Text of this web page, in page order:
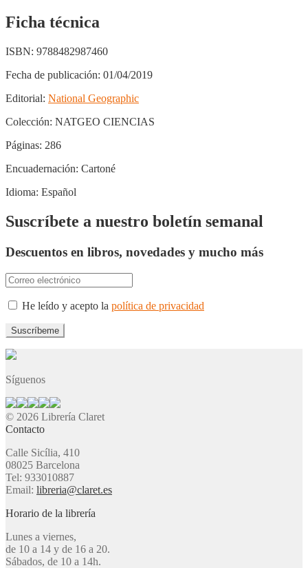
Ficha técnica
ISBN: 9788482987460
Fecha de publicación: 01/04/2019
Editorial: National Geographic
Colección: NATGEO CIENCIAS
Páginas: 286
Encuadernación: Cartoné
Idioma: Español
Suscríbete a nuestro boletín semanal
Descuentos en libros, novedades y mucho más
He leído y acepto la política de privacidad
Síguenos
© 2026 Librería Claret
Contacto
Calle Sicília, 410
08025 Barcelona
Tel: 933010887
Email: libreria@claret.es
Horario de la librería
Lunes a viernes,
de 10 a 14 y de 16 a 20.
Sábados, de 10 a 14h.